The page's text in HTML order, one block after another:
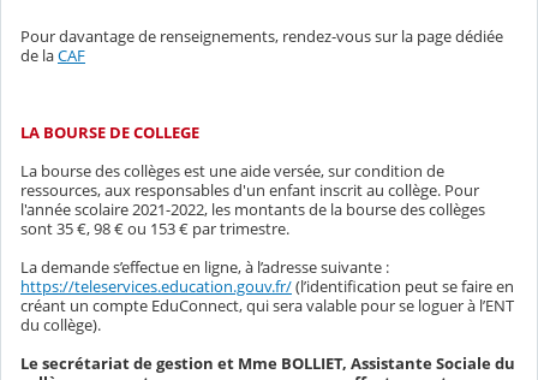
Pour davantage de renseignements, rendez-vous sur la page dédiée
de laCAF
LA BOURSE DE COLLEGE
La bourse des collèges est une aide versée, sur condition de
ressources, aux responsables d'un enfant inscrit au collège. Pour
l'année scolaire 2021-2022, les montants de la bourse des collèges
sont 35 €, 98 € ou 153 € par trimestre.
La demande s’effectue en ligne, à l’adresse suivante :
https://teleservices.education.gouv.fr/(l’identification peut se faire en
créant un compte EduConnect, qui sera valable pour se loguer à l’ENT
du collège).
Le secrétariat de gestion et Mme BOLLIET, Assistante Sociale du